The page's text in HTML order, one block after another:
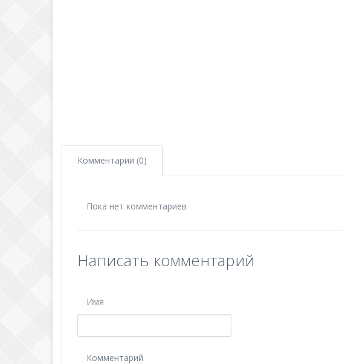
Комментарии (0)
Пока нет комментариев
Написать комментарий
Имя
Комментарий